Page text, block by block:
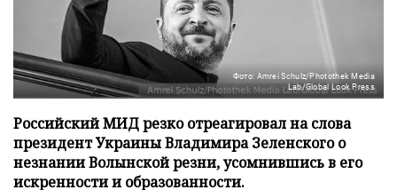
Фото: Amrei Schulz/Photothek Media
Lab/Global Look Press
Российский МИД резко отреагировал на слова
президент Украины Владимира Зеленского о
незнании Волынской резни, усомнившись в его
искренности и образованности.